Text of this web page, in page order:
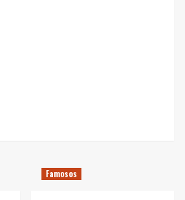
Famosos